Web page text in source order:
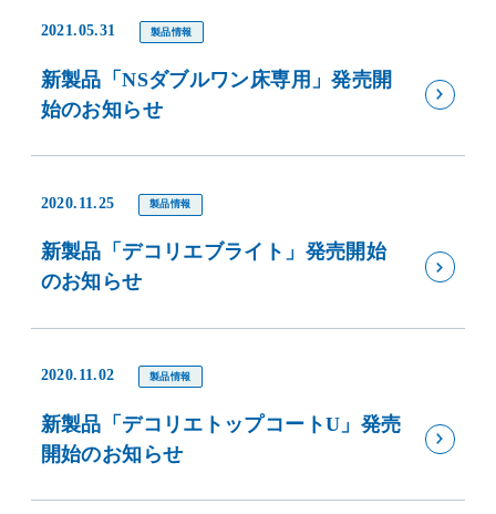
2021.05.31 製品情報
新製品「NSダブルワン床専用」発売開
始のお知らせ
2020.11.25 製品情報
新製品「デコリエブライト」発売開始
のお知らせ
2020.11.02 製品情報
新製品「デコリエトップコートU」発売
開始のお知らせ